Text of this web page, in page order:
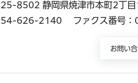
8502 静岡県焼津市本町2丁目
626-2140
ファクス番号